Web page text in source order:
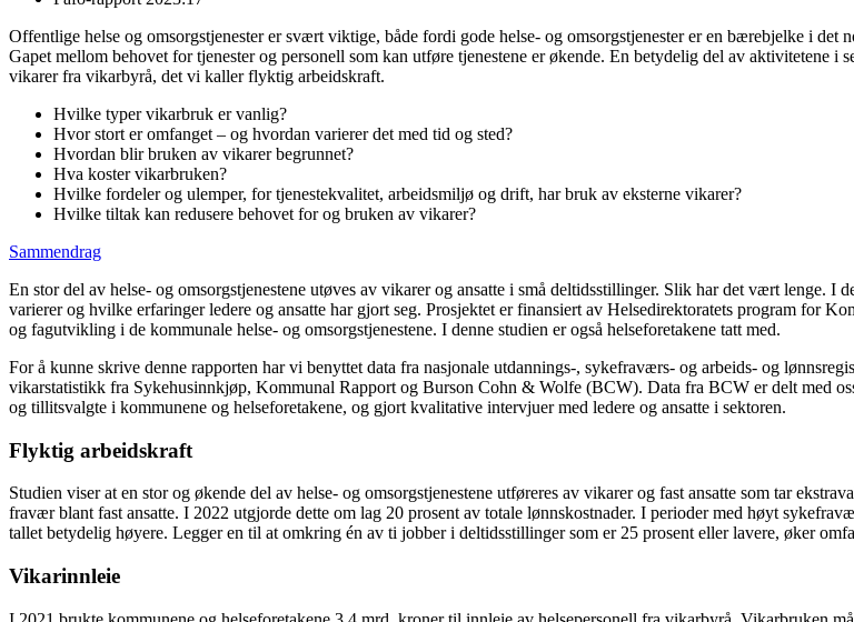
Offentlige helse og omsorgstjenester er svært viktige, både fordi gode helse- og omsorgstjenester er en bærebjelke i det
Gapet mellom behovet for tjenester og personell som kan utføre tjenestene er økende. En betydelig del av aktivitetene
vikarer fra vikarbyrå, det vi kaller flyktig arbeidskraft.
Hvilke typer vikarbruk er vanlig?
Hvor stort er omfanget – og hvordan varierer det med tid og sted?
Hvordan blir bruken av vikarer begrunnet?
Hva koster vikarbruken?
Hvilke fordeler og ulemper, for tjenestekvalitet, arbeidsmiljø og drift, har bruk av eksterne vikarer?
Hvilke tiltak kan redusere behovet for og bruken av vikarer?
Sammendrag
En stor del av helse- og omsorgstjenestene utøves av vikarer og ansatte i små deltidsstillinger. Slik har det vært lenge.
varierer og hvilke erfaringer ledere og ansatte har gjort seg. Prosjektet er finansiert av Helsedirektoratets program for
og fagutvikling i de kommunale helse- og omsorgstjenestene. I denne studien er også helseforetakene tatt med.
For å kunne skrive denne rapporten har vi benyttet data fra nasjonale utdannings‑, sykefraværs- og arbeids- og
vikarstatistikk fra Sykehusinnkjøp, Kommunal Rapport og Burson Cohn & Wolfe (BCW). Data fra BCW er delt med
og tillitsvalgte i kommunene og helseforetakene, og gjort kvalitative intervjuer med ledere og ansatte i sektoren.
Flyktig arbeidskraft
Studien viser at en stor og økende del av helse- og omsorgstjenestene utføreres av vikarer og fast ansatte som tar
fravær blant fast ansatte. I 2022 utgjorde dette om lag 20 prosent av totale lønnskostnader. I perioder med høyt
tallet betydelig høyere. Legger en til at omkring én av ti jobber i deltidsstillinger som er 25 prosent eller lavere, øker
Vikarinnleie